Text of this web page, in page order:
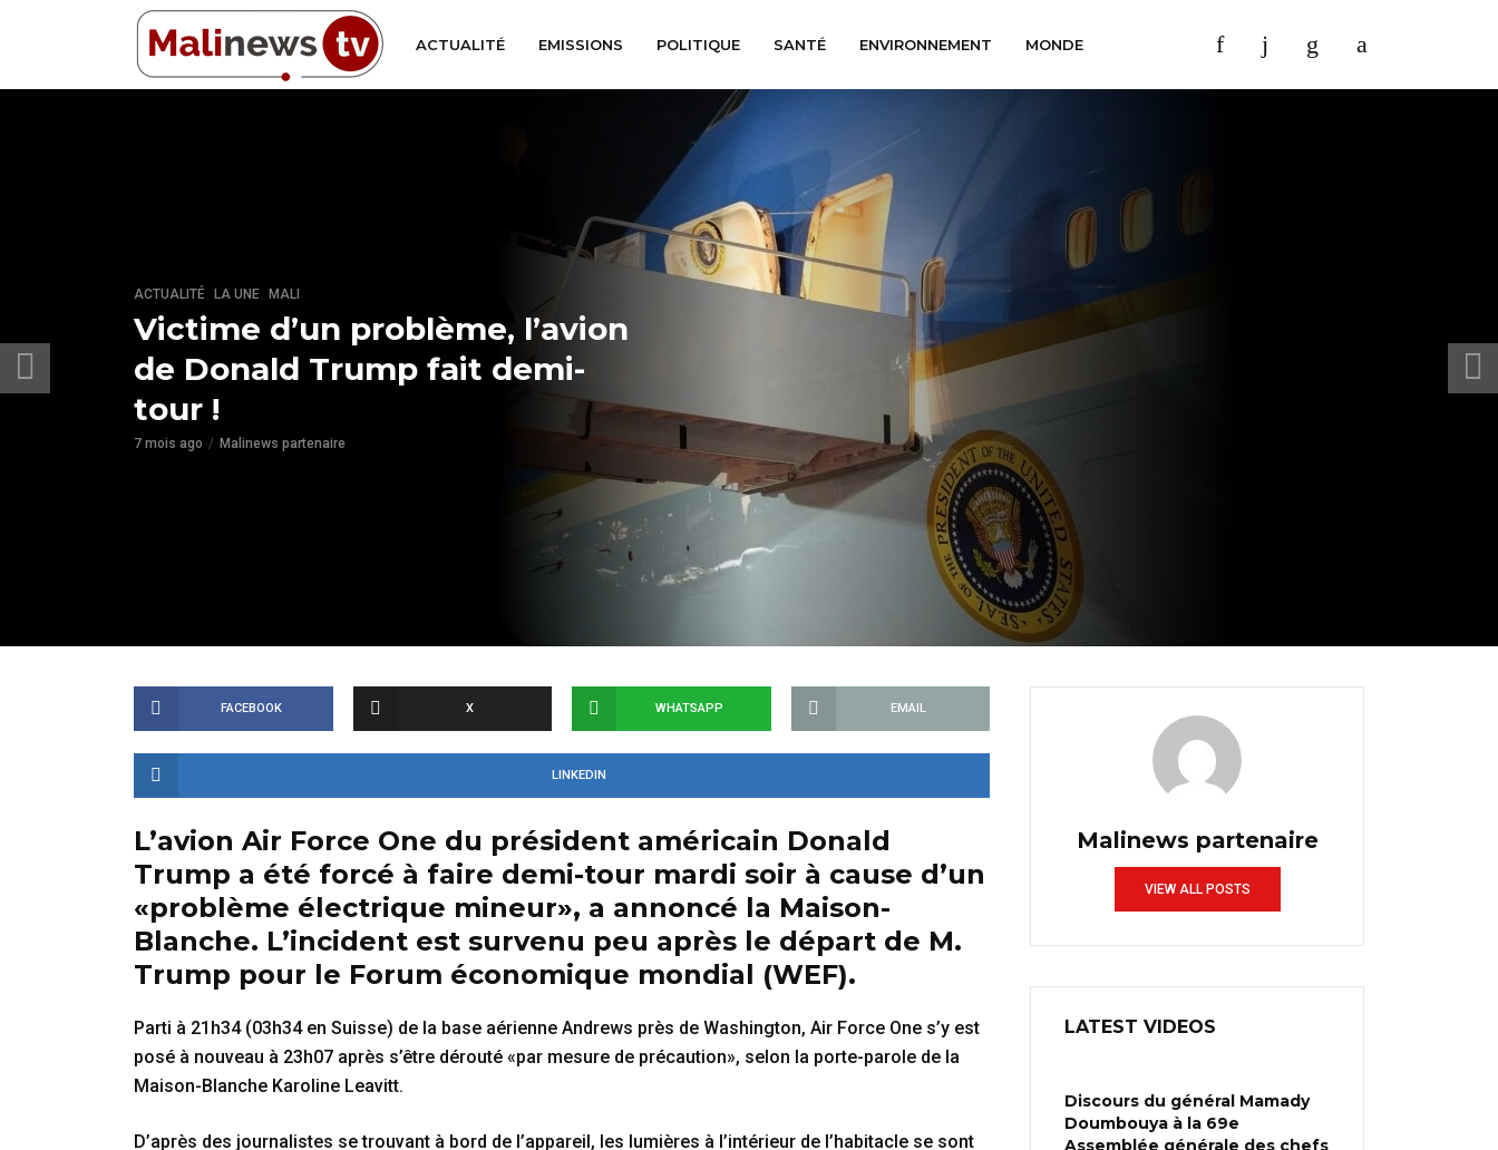
ACTUALITÉ EMISSIONS POLITIQUE SANTÉ ENVIRONNEMENT MONDE
ACTUALITÉ LA UNE MALI
Victime d’un problème, l’avion
de Donald Trump fait demi-
tour !
7 mois ago Malinews partenaire
FACEBOOK X WHATSAPP EMAIL
LINKEDIN
L’avion Air Force One du président américain Donald
Trump a été forcé à faire demi-tour mardi soir à cause d’un
«problème électrique mineur», a annoncé la Maison-
Blanche. L’incident est survenu peu après le départ de M.
Trump pour le Forum économique mondial (WEF).
Parti à 21h34 (03h34 en Suisse) de la base aérienne Andrews près de Washington, Air Force One s’y est
posé à nouveau à 23h07 après s’être dérouté «par mesure de précaution», selon la porte-parole de la
Maison-Blanche Karoline Leavitt.
D’après des journalistes se trouvant à bord de l’appareil, les lumières à l’intérieur de l’habitacle se sont
Malinews partenaire
VIEW ALL POSTS
LATEST VIDEOS
Discours du général Mamady
Doumbouya à la 69e
Assemblée générale des chefs